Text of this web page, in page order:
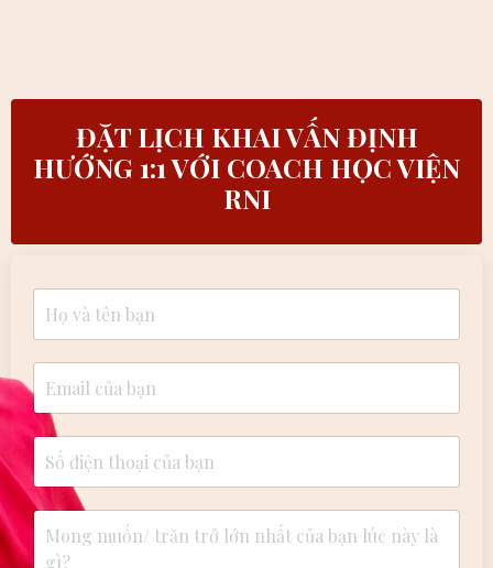
ĐẶT LỊCH KHAI VẤN ĐỊNH
HƯỚNG 1:1 VỚI COACH HỌC VIỆN
RNI